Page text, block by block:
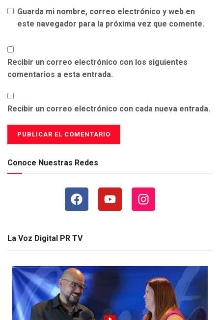
Guarda mi nombre, correo electrónico y web en
este navegador para la próxima vez que comente.
Recibir un correo electrónico con los siguientes
comentarios a esta entrada.
Recibir un correo electrónico con cada nueva entrada.
Conoce Nuestras Redes
La Voz Digital PR TV